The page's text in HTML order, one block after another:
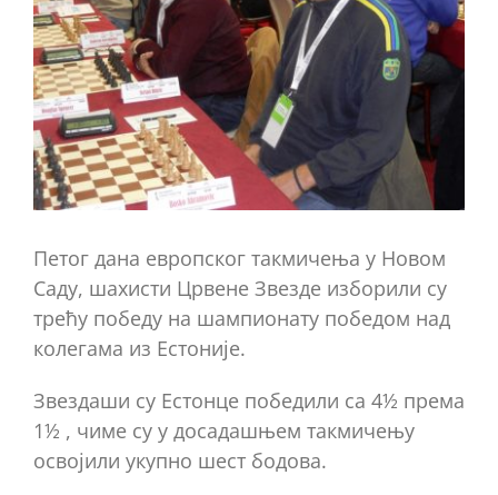
Петог дана европског такмичења у Новом
Саду, шахисти Црвене Звезде изборили су
трећу победу на шампионату победом над
колегама из Естоније.
Звездаши су Естонце победили са 4½ према
1½ , чиме су у досадашњем такмичењу
освојили укупно шест бодова.